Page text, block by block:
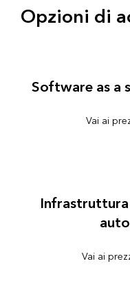
Opzioni di
Software as a
Vai ai
Vai ai